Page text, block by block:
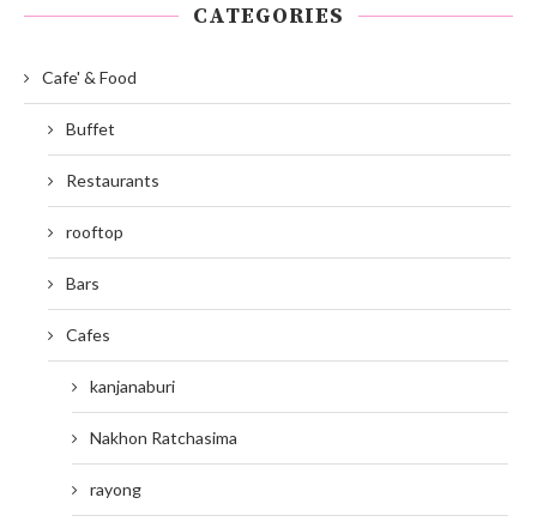
CATEGORIES
Cafe' & Food
Buffet
Restaurants
rooftop
Bars
Cafes
kanjanaburi
Nakhon Ratchasima
rayong